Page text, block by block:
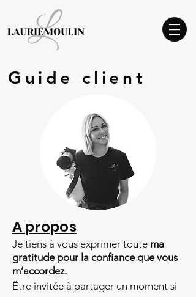
Guide client
A propos
Je tiens à vous exprimer toute ma
gratitude pour la confiance que vous
m’accordez.
Être invitée à partager un moment si